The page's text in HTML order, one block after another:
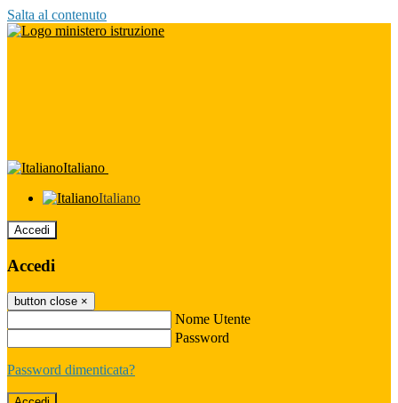
Salta al contenuto
Italiano
Italiano
Accedi
Accedi
button close ×
Nome Utente
Password
Password dimenticata?